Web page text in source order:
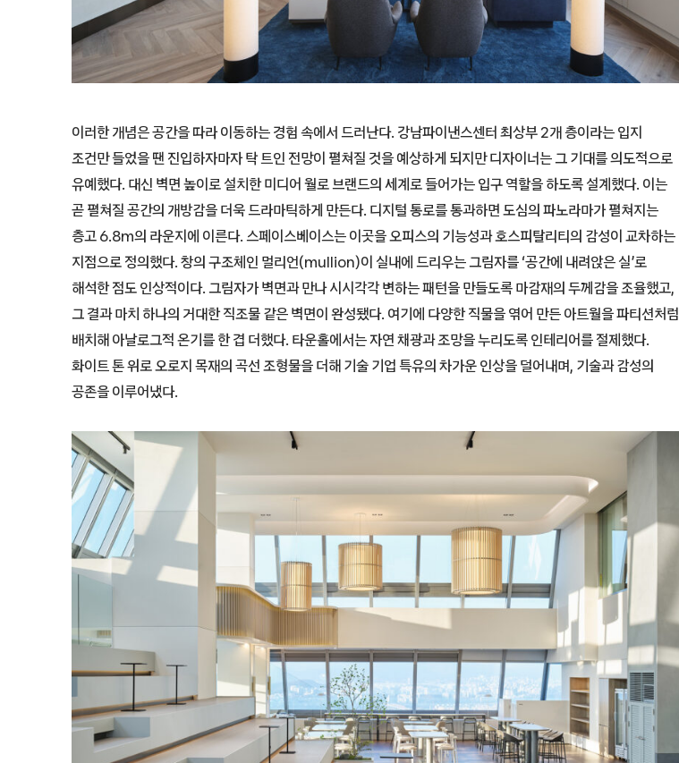
이러한 개념은 공간을 따라 이동하는 경험 속에서 드러난다. 강남파이낸스센터 최상부 2개 층이라는 입지
조건만 들었을 땐 진입하자마자 탁 트인 전망이 펼쳐질 것을 예상하게 되지만 디자이너는 그 기대를 의도적으로
유예했다. 대신 벽면 높이로 설치한 미디어 월로 브랜드의 세계로 들어가는 입구 역할을 하도록 설계했다. 이는
곧 펼쳐질 공간의 개방감을 더욱 드라마틱하게 만든다. 디지털 통로를 통과하면 도심의 파노라마가 펼쳐지는
층고 6.8m의 라운지에 이른다. 스페이스베이스는 이곳을 오피스의 기능성과 호스피탈리티의 감성이 교차하는
지점으로 정의했다. 창의 구조체인 멀리언(mullion)이 실내에 드리우는 그림자를 ‘공간에 내려앉은 실’로
해석한 점도 인상적이다. 그림자가 벽면과 만나 시시각각 변하는 패턴을 만들도록 마감재의 두께감을 조율했고,
그 결과 마치 하나의 거대한 직조물 같은 벽면이 완성됐다. 여기에 다양한 직물을 엮어 만든 아트월을 파티션처럼
배치해 아날로그적 온기를 한 겹 더했다. 타운홀에서는 자연 채광과 조망을 누리도록 인테리어를 절제했다.
화이트 톤 위로 오로지 목재의 곡선 조형물을 더해 기술 기업 특유의 차가운 인상을 덜어내며, 기술과 감성의
공존을 이루어냈다.